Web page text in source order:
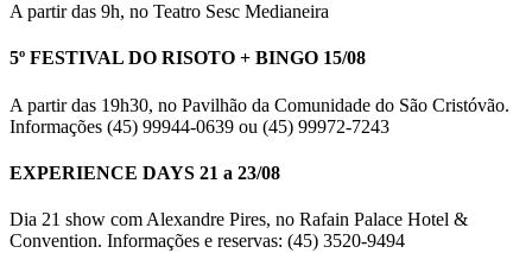
A partir das 9h, no Teatro Sesc Medianeira
5º FESTIVAL DO RISOTO + BINGO 15/08
A partir das 19h30, no Pavilhão da Comunidade do São Cristóvão.
Informações (45) 99944-0639 ou (45) 99972-7243
EXPERIENCE DAYS 21 a 23/08
Dia 21 show com Alexandre Pires, no Rafain Palace Hotel &
Convention. Informações e reservas: (45) 3520-9494